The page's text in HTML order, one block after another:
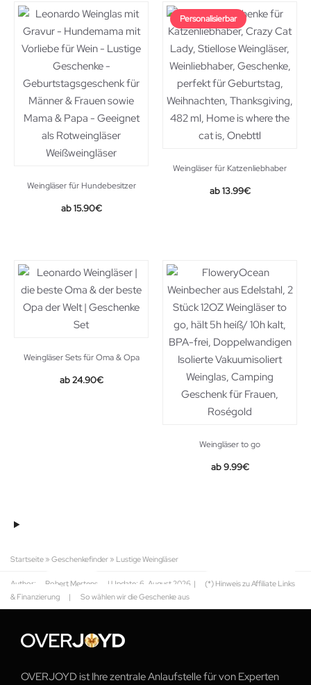
Weingläser für Hundebesitzer
15.90€
Personalisierbar
Weingläser für Katzenliebhaber
13.99€
Weingläser Sets für Oma & Opa
24.90€
Weingläser to go
9.99€
Startseite » Geschenkefinder » Lustige Weingläser
Author: Robert Mertens | Update: 6. August 2026 |
(*) Hinweis zu Affiliate Links
& Finanzierung
| So wählen wir die Geschenke aus
OVERJOYD ist Ihre zentrale Anlaufstelle für von Experten